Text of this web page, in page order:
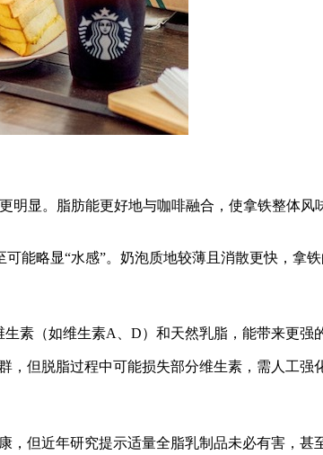
明显。脂肪能更好地与咖啡融合，使拿铁整体
能略显“水感”。奶泡质地较薄且消散更快，拿
素（如维生素A、D）和天然乳脂，能带来更强
，但脱脂过程中可能损失部分维生素，需人工强
，但近年研究提示适量全脂乳制品未必有害，甚